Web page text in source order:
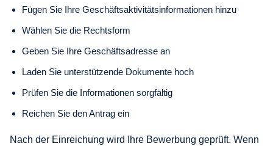
Fügen Sie Ihre Geschäftsaktivitätsinformationen hinzu
Wählen Sie die Rechtsform
Geben Sie Ihre Geschäftsadresse an
Laden Sie unterstützende Dokumente hoch
Prüfen Sie die Informationen sorgfältig
Reichen Sie den Antrag ein
Nach der Einreichung wird Ihre Bewerbung geprüft. Wenn